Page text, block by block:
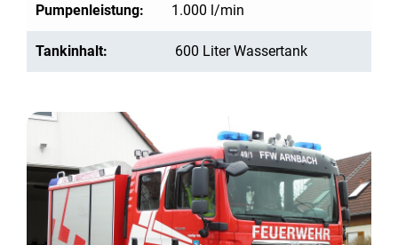
Pumpenleistung: 1.000 l/min
Tankinhalt: 600 Liter Wassertank